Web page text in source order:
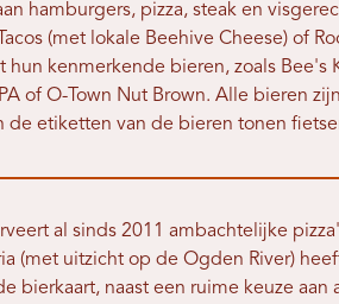
hamburgers, pizza, steak en
(met lokale Beehive Cheese) of
hun kenmerkende bieren, zoals Bee's
of O-Town Nut Brown. Alle bieren
de etiketten van de bieren tonen
al sinds 2011 ambachtelijke
(met uitzicht op de Ogden River)
bierkaart, naast een ruime keuze aan